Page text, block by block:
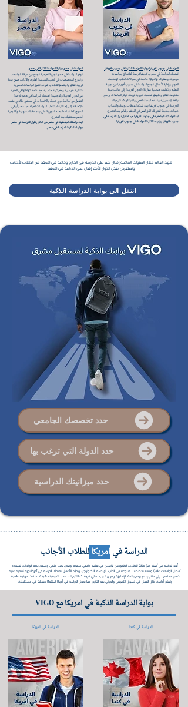
الدراسة في مصر بوابة الدراسة الذكية في مصر
توفر الدراسة في مصر تجربة تعليمية تجمع بين عراقة الجامعات
وتنوع التخصصات في الطب، الهندسة، العلوم، والآداب، ضمن بيئة
قريبة ثقافيًا واجتماعيًا للطلاب العرب. تتميز الجامعات المصرية
بتكاليف دراسية ومعيشية مناسبة، مع اعتماد شهاداتها في العديد
من الدول العربية والأجنبية. تمنحك الدراسة في مصر فرصة
التفاعل مع أساتذة ذوي خبرة، والانخراط في مجتمع طلابي نشط،
بالإضافة إلى إمكانية استكمال الدراسات العليا داخل مصر أو في
الخارج. كما تساعدك هذه التجربة على بناء علاقات مهنية وأكاديمية
تدعم مستقبلك بعد التخرج.
ابدا دراستك الجامعية في مصر من خلال دليل الدراسة في مصر
بوابتك الذكية للدراسة في مصر
الدراسة في جنوب افريقيا بوابة الدراسة الذكية في جنوب افريقيا
تمنحك الدراسة في جنوب أفريقيا فرصة الالتحاق بجامعات
مرموقة ومعترف بها دوليًا، خاصة في مجالات الطب، الهندسة،
العلوم، وإدارة الأعمال. تجمع الدراسة في جنوب أفريقيا بين جودة
التعليم وتكاليف مناسبة مقارنة بالدول الغربية، إلى جانب بيئة
متنوعة ثقافيًا وطبيعيًا تمنحك تجربة فريدة. توفر الجامعات برامج
باللغة الإنجليزية وتدعم البحث العلمي والابتكار. كما تتيح لك
الدراسة في جنوب أفريقيا بناء شبكة علاقات دولية، واكتساب
خبرات جديدة تفتح لك آفاق العمل في أفريقيا والعالم بعد التخرج.
ابدا دراستك الجامعية في جنوب افريقيا من خلال دليل الدراسة في
جنوب افريقيا بوابتك الذكية للدراسة في جنوب افريقيا
شهد العالم خلال السنوات الماضية إقبال كبير على الدراسة في الخارج وخاصة في افريقيا من الطلاب الأجانب
ونستعرض بعض الدول الأكثر إقبال على الدراسة في افريقيا
انتقل الى بوابة الدراسة الذكية
حدد الدولة التي ترغب بها
حدد ميزانيتك الدراسية
الدراسة فيامريكاللطلاب الأجانب
تُعد الدراسة في أمريكا خيارًا مثاليًا للطلاب الطموحين الراغبين في تعليم جامعي متقدم وفرص بحث علمي واسعة. تضم الولايات المتحدة
أفضل الجامعات عالميًا وتقدم تخصصات متنوعة في الطب، الهندسة، التكنولوجيا، وإدارة الأعمال. تمنحك الدراسة في أمريكا تجربة ثقافية غنية
ضمن مجتمع دولي متنوع، مع برامج باللغة الإنجليزية وفرص تدريب عملي قوية. كما تتيح لك هذه التجربة بناء شبكة علاقات مهنية عالمية،
وتفتح أمامك آفاق العمل في السوق الأمريكي والدولي بعد التخرج، مما يجعل الدراسة في أمريكا استثمارًا حقيقيًا في مستقبلك.
بوابة الدراسة الذكية في امريكا مع VIGO
الدراسة في امريكا الدراسة في كندا